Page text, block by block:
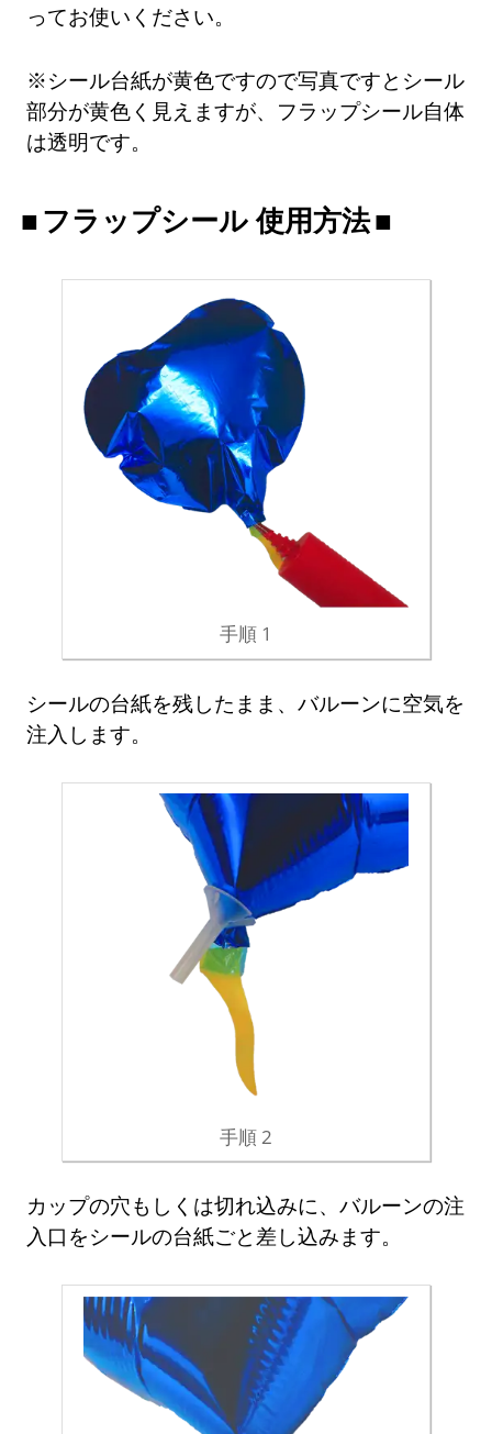
ってお使いください。
※シール台紙が黄色ですので写真ですとシール
部分が黄色く見えますが、フラップシール自体
は透明です。
フラップシール 使用方法
手順 1
シールの台紙を残したまま、バルーンに空気を
注入します。
手順 2
カップの穴もしくは切れ込みに、バルーンの注
入口をシールの台紙ごと差し込みます。